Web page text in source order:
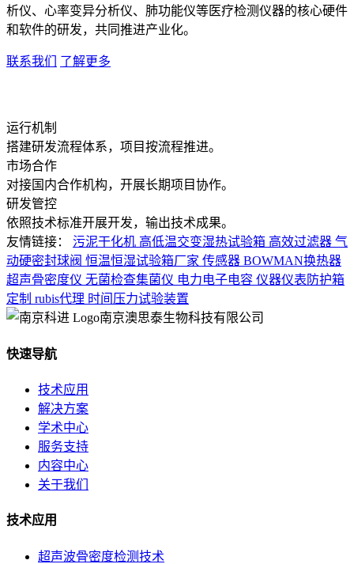
析仪、心率变异分析仪、肺功能仪等医疗检测仪器的核心硬件
和软件的研发，共同推进产业化。
联系我们 了解更多
运行机制
搭建研发流程体系，项目按流程推进。
市场合作
对接国内合作机构，开展长期项目协作。
研发管控
依照技术标准开展开发，输出技术成果。
友情链接：
污泥干化机 高低温交变湿热试验箱 高效过滤器 气
动硬密封球阀 恒温恒湿试验箱厂家 传感器 BOWMAN换热器
超声骨密度仪 无菌检查集菌仪 电力电子电容 仪器仪表防护箱
定制 rubis代理 时间压力试验装置
南京澳思泰生物科技有限公司
快速导航
技术应用
解决方案
学术中心
服务支持
内容中心
关于我们
技术应用
超声波骨密度检测技术